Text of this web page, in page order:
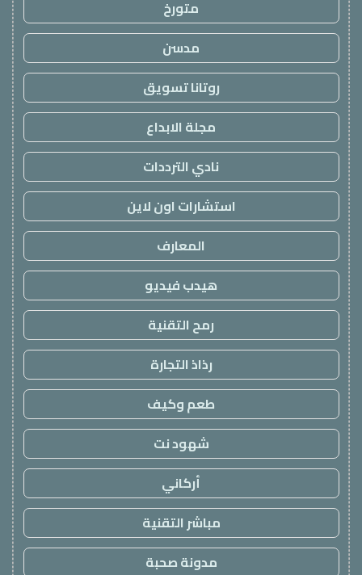
متورخ
مدسن
روتانا تسويق
مجلة الابداع
نادي الترددات
استشارات اون لاين
المعارف
هيدب فيديو
رمح التقنية
رذاذ التجارة
طعم وكيف
شهود نت
أركاني
مباشر التقنية
مدونة صحبة